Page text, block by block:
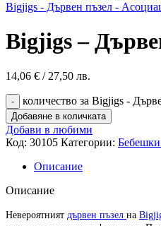
Bigjigs - Дървен пъзел -
Bigjigs –
14,06 € / 27,50 лв.
количество за Bigjigs -
Добавяне в количката
Добави в любими
Код: 30105 Категории: Бебешки
Описание
Описание
Невероятният дървен пъзел на